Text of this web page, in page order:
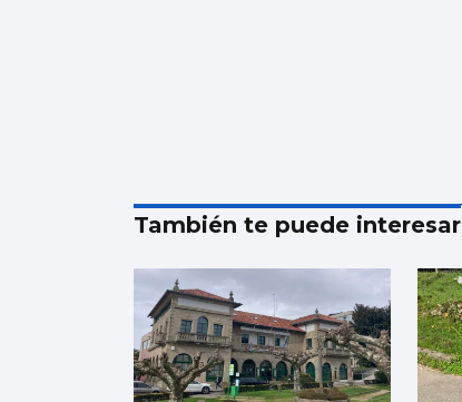
También te puede interesar